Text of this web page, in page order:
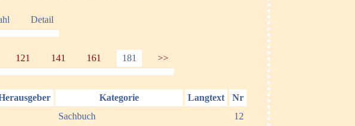
Detail
121 141 161 181 >>
Kategorie Langtext
Nr
Sachbuch
12